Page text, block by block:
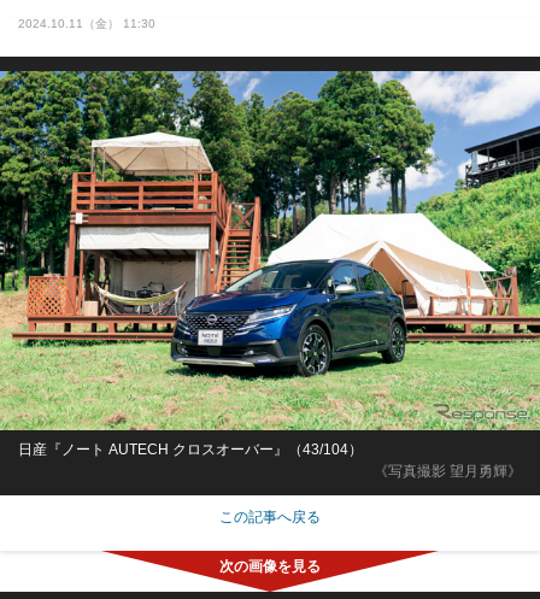
2024.10.11（金） 11:30
《写真撮影 望月勇輝》
日産『ノート AUTECH クロスオーバー』（43/104）
この記事へ戻る